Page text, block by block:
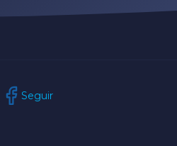
Seguir